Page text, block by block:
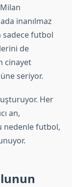
inanılmaz
sadece futbol
de
cinayet
seriyor.
Her
an,
nedenle futbol,